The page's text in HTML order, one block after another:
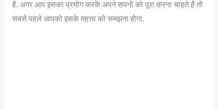
है. अगर आप इसका प्रयोग करके अपने सपनो को पूरा करना चाहते है तो
सबसे पहले आपको इसके महत्त्व को समझना होगा.